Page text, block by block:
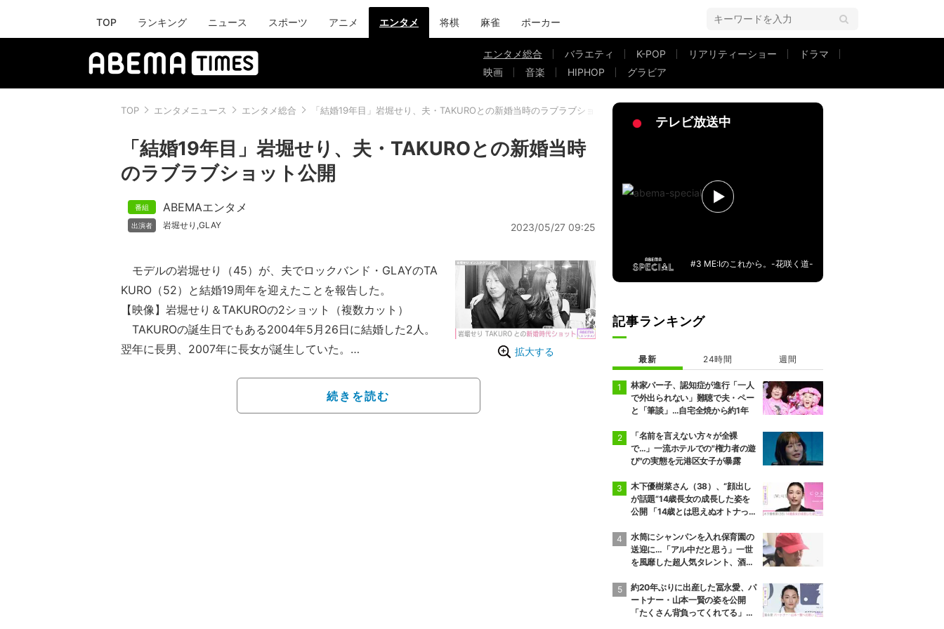
TOP ランキング ニュース スポーツ アニメ エンタメ 将棋 麻雀 ポーカー
エンタメ総合 バラエティ K-POP リアリティーショー
ドラマ
映画
音楽 HIPHOP グラビア
TOP エンタメニュース エンタメ総合 「結婚19年目」岩堀せり、夫・TAKUROとの新婚当時のラブラブショット公開
「結婚19年目」岩堀せり、夫・TAKUROとの新婚当時
のラブラブショット公開
ABEMAエンタメ
岩堀せり ,GLAY 2023/05/27 09:25
拡大する
モデルの岩堀せり（45）が、夫でロックバンド・GLAYのTA
KURO（52）と結婚19周年を迎えたことを報告した。
【映像】岩堀せり＆TAKUROの2ショット（複数カット）
TAKUROの誕生日でもある2004年5月26日に結婚した2人。
翌年に長男、2007年に長女が誕生していた。
26日には、「19年前結婚19年目」というコメントとともに、
続きを読む
テレビ放送中
#3 ME:Iのこれから。-花咲く道-
記事ランキング
最新 24時間 週間
林家パー子、認知症が進行「一人
で外出られない」難聴で夫・ペー
と「筆談」…自宅全焼から約1年
「名前を言えない方々が全裸
で…」一流ホテルでの"権力者の遊
び"の実態を元港区女子が暴露
木下優樹菜さん（38）、“顔出し
が話題”14歳長女の成長した姿を
公開 「14歳とは思えぬオトナっぽ
ぎる」など反響
水筒にシャンパンを入れ保育園の
送迎に…「アル中だと思う」一世
を風靡した超人気タレント、酒漬
約20年ぶりに出産した冨永愛、パ
ートナー・山本一賢の姿を公開
「たくさん背負ってくれてる」感